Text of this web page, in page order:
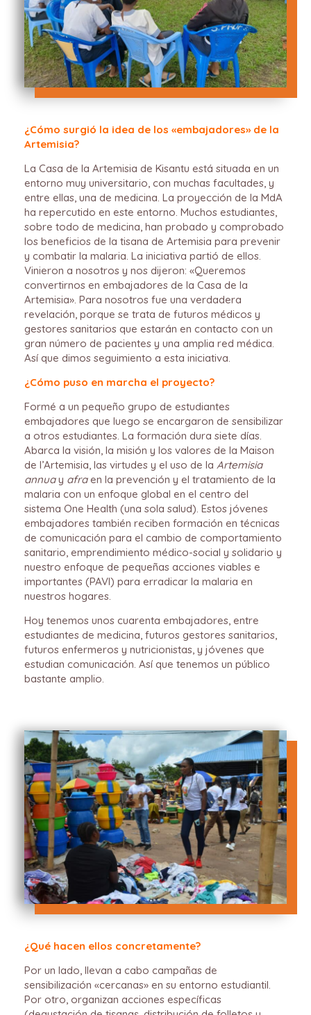
¿Cómo surgió la idea de los «embajadores» de la
Artemisia?
La Casa de la Artemisia de Kisantu está situada en un
entorno muy universitario, con muchas facultades, y
entre ellas, una de medicina. La proyección de la MdA
ha repercutido en este entorno. Muchos estudiantes,
sobre todo de medicina, han probado y comprobado
los beneficios de la tisana de Artemisia para prevenir
y combatir la malaria. La iniciativa partió de ellos.
Vinieron a nosotros y nos dijeron: «Queremos
convertirnos en embajadores de la Casa de la
Artemisia». Para nosotros fue una verdadera
revelación, porque se trata de futuros médicos y
gestores sanitarios que estarán en contacto con un
gran número de pacientes y una amplia red médica.
Así que dimos seguimiento a esta iniciativa.
¿Cómo puso en marcha el proyecto?
Formé a un pequeño grupo de estudiantes
embajadores que luego se encargaron de sensibilizar
a otros estudiantes. La formación dura siete días.
Abarca la visión, la misión y los valores de la Maison
de l’Artemisia, las virtudes y el uso de la Artemisia
annuay afraen la prevención y el tratamiento de la
malaria con un enfoque global en el centro del
sistema One Health (una sola salud). Estos jóvenes
embajadores también reciben formación en técnicas
de comunicación para el cambio de comportamiento
sanitario, emprendimiento médico-social y solidario y
nuestro enfoque de pequeñas acciones viables e
importantes (PAVI) para erradicar la malaria en
nuestros hogares.
Hoy tenemos unos cuarenta embajadores, entre
estudiantes de medicina, futuros gestores sanitarios,
futuros enfermeros y nutricionistas, y jóvenes que
estudian comunicación. Así que tenemos un público
bastante amplio.
¿Qué hacen ellos concretamente?
Por un lado, llevan a cabo campañas de
sensibilización «cercanas» en su entorno estudiantil.
Por otro, organizan acciones específicas